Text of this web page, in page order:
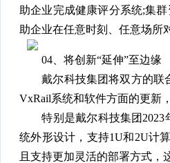
助企业完成健康评分系统;集
助企业在任意时刻、任意场所
04、将创新“延伸”至边缘
戴尔科技集团将双方的联合
VxRail系统和软件方面的更新
特别是戴尔科技集团2023
统外形设计，支持1U和2U计
且支持更加灵活的部署方式